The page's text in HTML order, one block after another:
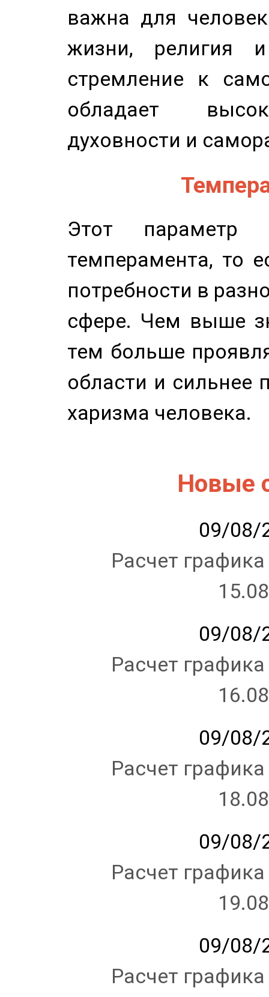
важна для
жизни, религия
стремление к
обладает
духовности и
Этот параметр
темперамента, то
потребности в
сфере. Чем выше
тем больше
области и сильнее
харизма человека.
Новые
09/08/
Расчет
09/08/
Расчет
09/08/
Расчет
09/08/
Расчет
09/08/
Расчет